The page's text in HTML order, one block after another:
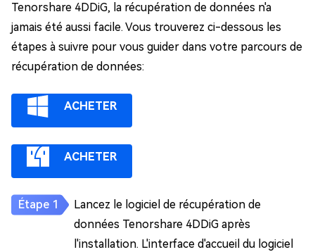
Tenorshare 4DDiG, la récupération de données n'a
jamais été aussi facile. Vous trouverez ci-dessous les
étapes à suivre pour vous guider dans votre parcours de
récupération de données:
ACHETER
ACHETER
Lancez le logiciel de récupération de
données Tenorshare 4DDiG après
l'installation. L'interface d'accueil du logiciel